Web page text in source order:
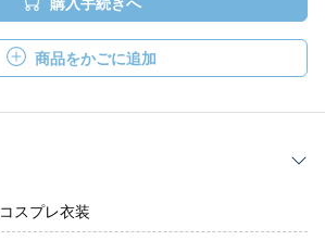
商品をかごに追加
コスプレ衣装